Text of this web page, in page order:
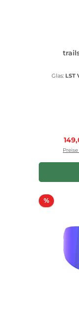
Glas: LST
%Rabatt